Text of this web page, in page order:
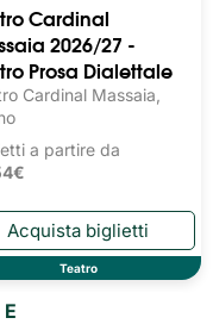
Cardinal
2026/27 -
Prosa Dialettale
Cardinal Massaia,
a partire da
Teatro